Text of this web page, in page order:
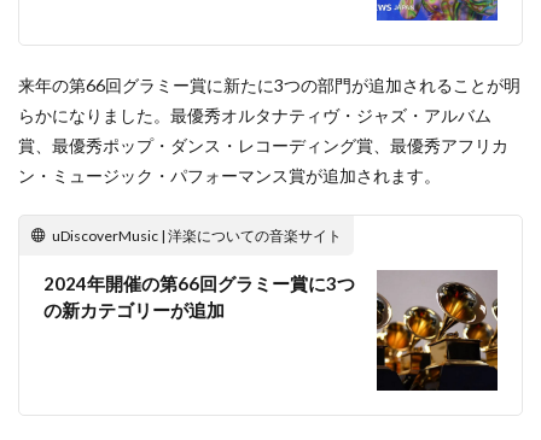
来年の第66回グラミー賞に新たに3つの部門が追加されることが明
らかになりました。最優秀オルタナティヴ・ジャズ・アルバム
賞、最優秀ポップ・ダンス・レコーディング賞、最優秀アフリカ
ン・ミュージック・パフォーマンス賞が追加されます。
uDiscoverMusic | 洋楽についての音楽サイト
2024年開催の第66回グラミー賞に3つ
の新カテゴリーが追加